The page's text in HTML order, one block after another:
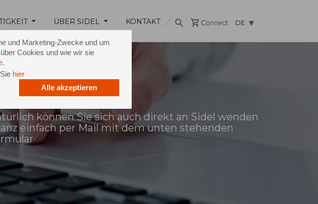
und Marketing-Zwecke und um
Cookies und wie wir sie
.
hier
Alle akzeptieren
ÜBER SIDEL KONTAKT DE
können Sie sich auch direkt an Sidel wenden
einfach per Mail mit dem unten stehenden